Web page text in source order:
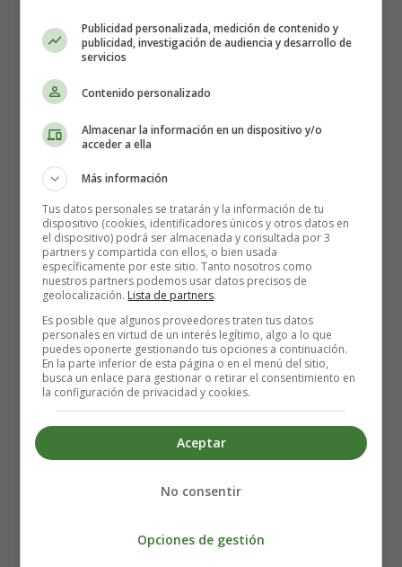
Queso de cabra cocido
El queso de cabra cocido, incluso el chèvre cocido, es
seguro de consumir siempre que se haya cocinado hasta
que el alimento esté humeante.
Asegurarse de que el queso ha alcanzado una
temperatura de al menos 71ºC matará cualquier
También puedes hacer que el queso de cabra blando
madurado por el moho sea seguro cocinándolo.
Queso de cabra envejecido o maduro
Publicidad personalizada, medición de contenido y
publicidad, investigación de audiencia y desarrollo de
servicios
Contenido personalizado
Almacenar la información en un dispositivo y/o
acceder a ella
Más información
Tus datos personales se tratarán y la información de tu
dispositivo (cookies, identificadores únicos y otros datos en
el dispositivo) podrá ser almacenada y consultada por 3
partners y compartida con ellos, o bien usada
específicamente por este sitio. Tanto nosotros como
nuestros partners podemos usar datos precisos de
geolocalización. Lista de partners.
Es posible que algunos proveedores traten tus datos
personales en virtud de un interés legítimo, algo a lo que
puedes oponerte gestionando tus opciones a continuación.
En la parte inferior de esta página o en el menú del sitio,
busca un enlace para gestionar o retirar el consentimiento en
la configuración de privacidad y cookies.
Aceptar
No consentir
Opciones de gestión